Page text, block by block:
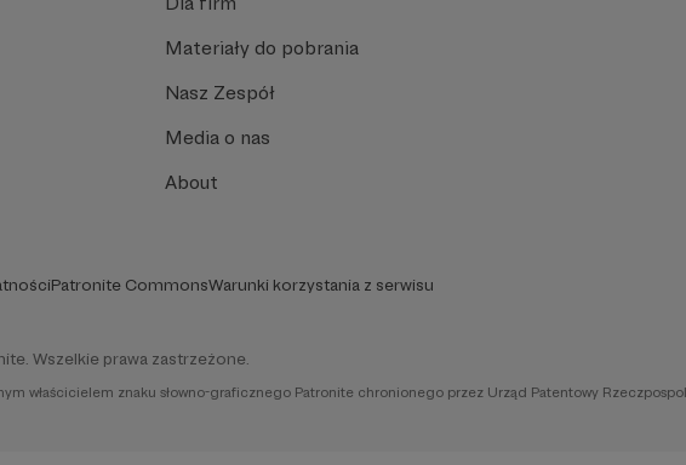
Materiały do pobrania
Nasz Zespół
Media o nas
About
Patronite CommonsWarunki korzystania z serwisu
Wszelkie prawa zastrzeżone.
właścicielem znaku słowno-graficznego Patronite chronionego przez Urząd Patentowy